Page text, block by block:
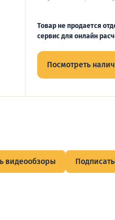
Товар не продается
сервис для онлайн
Посмотреть
видеообзоры